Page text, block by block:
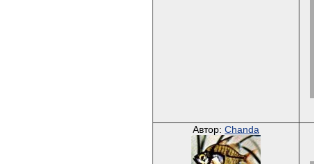
Автор: Chanda